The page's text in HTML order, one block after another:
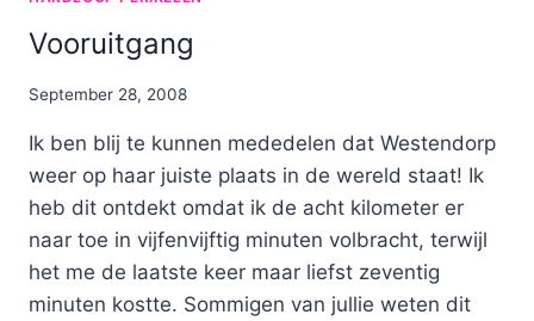
Vooruitgang
By
September 28, 2008
Ik ben blij te kunnen mededelen dat Westendorp
weer op haar juiste plaats in de wereld staat! Ik
heb dit ontdekt omdat ik de acht kilometer er
naar toe in vijfenvijftig minuten volbracht, terwijl
het me de laatste keer maar liefst zeventig
minuten kostte. Sommigen van jullie weten dit